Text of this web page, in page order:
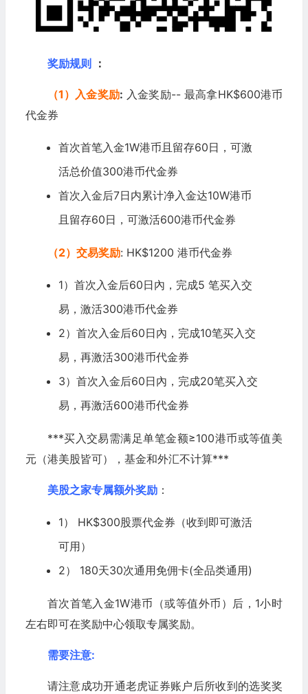
奖励规则 ：
（1）入金奖励: 入金奖励-- 最高拿HK$600港币
代金券
首次首笔入金1W港币且留存60日，可激
活总价值300港币代金券
首次入金后7日内累计净入金达10W港币
且留存60日，可激活600港币代金券
（2）交易奖励: HK$1200 港币代金券
1）首次入金后60日內，完成5 笔买入交
易，激活300港币代金券
2）首次入金后60日內，完成10笔买入交
易，再激活300港币代金券
3）首次入金后60日內，完成20笔买入交
易，再激活600港币代金券
***买入交易需满足单笔金额≥100港币或等值美
元（港美股皆可），基金和外汇不计算***
美股之家专属额外奖励：
1） HK$300股票代金券（收到即可激活
可用）
2） 180天30次通用免佣卡(全品类通用)
首次首笔入金1W港币（或等值外币）后，1小时
左右即可在奖励中心领取专属奖励。
需要注意:
请注意成功开通老虎证券账户后所收到的选奖奖